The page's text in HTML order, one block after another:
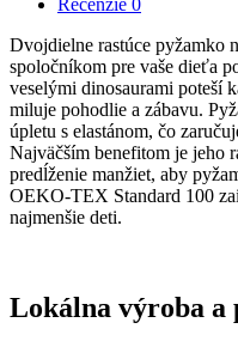
Dvojdielne rastúce pyžamko
spoločníkom pre vaše dieťa
veselými dinosaurami poteší
miluje pohodlie a zábavu.
úpletu s elastánom, čo
Najväčším benefitom je jeho
predĺženie manžiet, aby
OEKO-TEX Standard 100
najmenšie deti.
Lokálna výroba a